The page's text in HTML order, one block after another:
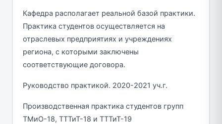
Кафедра располагает реальной базой практики.
Практика студентов осуществляется на
отраслевых предприятиях и учреждениях
региона, с которыми заключены
соответствующие договора.
Руководство практикой. 2020-2021 уч.г.
Производственная практика студентов групп
ТМиО-18, ТТТиТ-18 и ТТТиТ-19